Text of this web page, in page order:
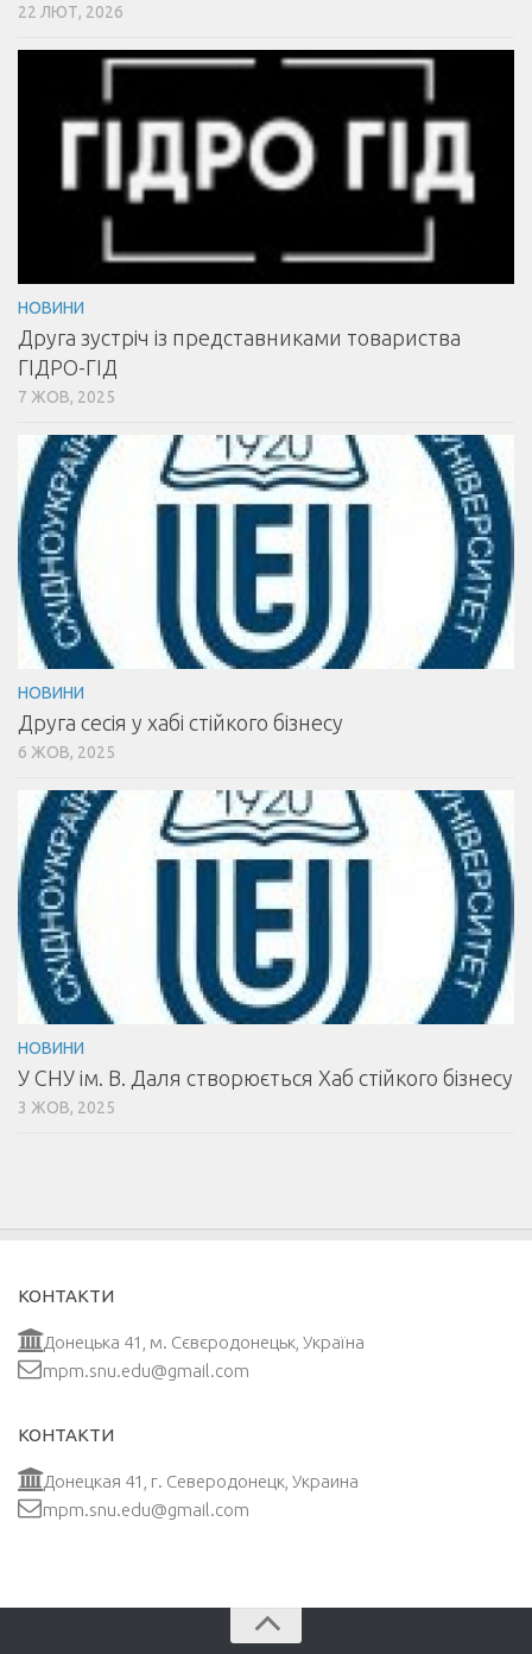
22 ЛЮТ, 2026
НОВИНИ
Друга зустріч із представниками товариства
ГІДРО-ГІД
7 ЖОВ, 2025
НОВИНИ
Друга сесія у хабі стійкого бізнесу
6 ЖОВ, 2025
НОВИНИ
У СНУ ім. В. Даля створюється Хаб стійкого бізнесу
3 ЖОВ, 2025
КОНТАКТИ
Донецька 41, м. Сєвєродонецьк, Україна
mpm.snu.edu@gmail.com
КОНТАКТИ
Донецкая 41, г. Северодонецк, Украина
mpm.snu.edu@gmail.com